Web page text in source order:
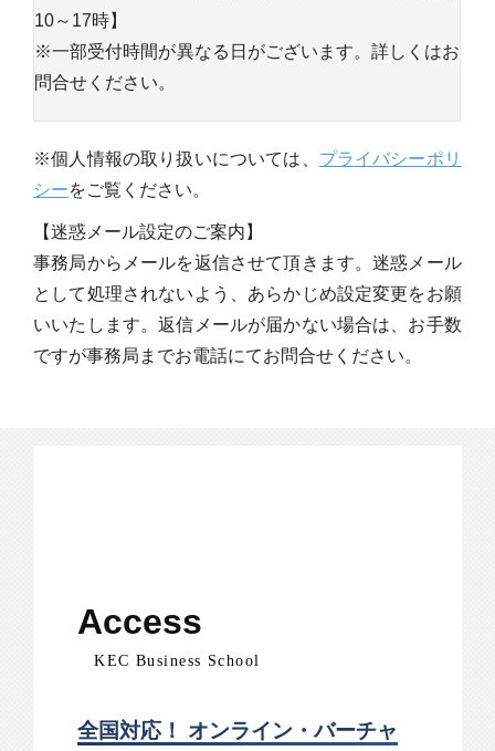
10～17時】
※一部受付時間が異なる日がございます。詳しくはお
問合せください。
※個人情報の取り扱いについては、 プライバシーポリ
シーをご覧ください。
【迷惑メール設定のご案内】
事務局からメールを返信させて頂きます。迷惑メール
として処理されないよう、あらかじめ設定変更をお願
いいたします。返信メールが届かない場合は、お手数
ですが事務局までお電話にてお問合せください。
Access
KEC Business School
全国対応！ オンライン・バーチャ